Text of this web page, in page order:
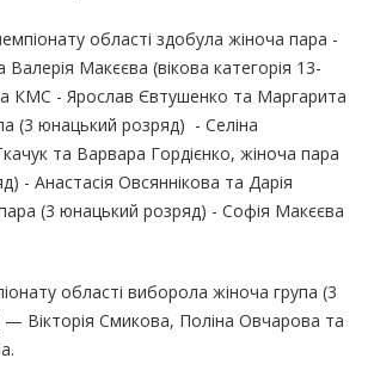
області здобула жіноча пара -
Макєєва (вікова категорія 13-
КМС - Ярослав Євтушенко та Маргарита
(3 юнацький розряд) - Селіна
та Варвара Гордієнко, жіноча пара
- Анастасія Овсяннікова та Дарія
(3 юнацький розряд) - Софія Макєєва
області виборола жіноча група (3
Вікторія Смикова, Поліна Овчарова та